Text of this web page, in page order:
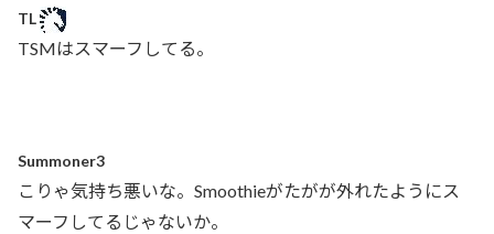
TL
TSMはスマーフしてる。
Summoner3
こりゃ気持ち悪いな。Smoothieがたがが外れたようにス
マーフしてるじゃないか。